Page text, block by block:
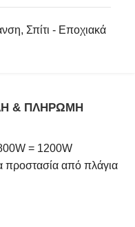
, Σπίτι - Εποχιακά
& ΠΛΗΡΩΜΉ
= 1200W
προστασία από πλάγια